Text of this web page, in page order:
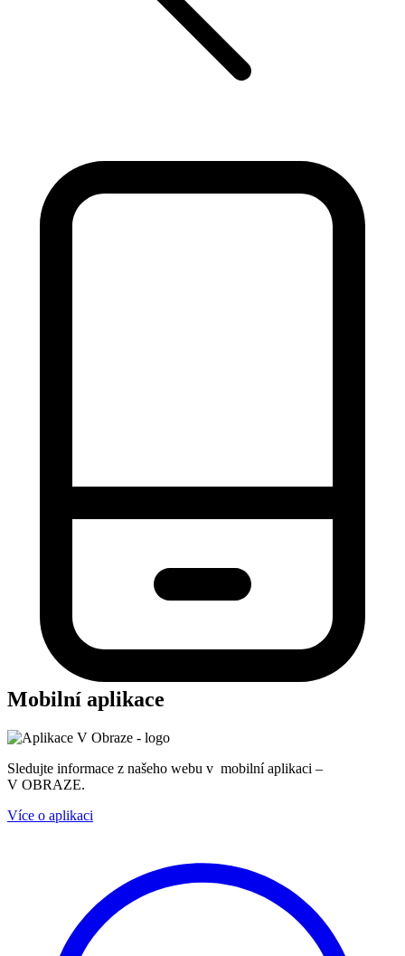
Mobilní aplikace
Sledujte informace z našeho webu v mobilní aplikaci –
V OBRAZE.
Více o aplikaci